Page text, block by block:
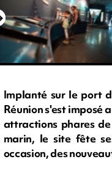
Implanté sur le port
Réunion s'est imposé
attractions phares
marin, le site fête
occasion, des